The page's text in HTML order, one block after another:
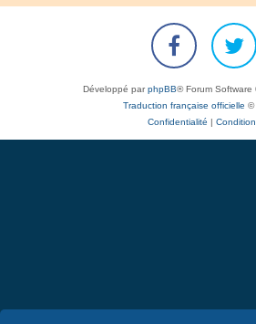
Développé parphpBB® Forum Software
Traduction française officielle ©
Confidentialité